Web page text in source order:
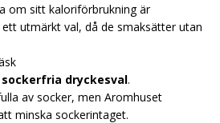
om sitt kaloriförbrukning är
utmärkt val, då de smaksätter utan
sockerfria dryckesval.
av socker, men Aromhuset
minska sockerintaget.